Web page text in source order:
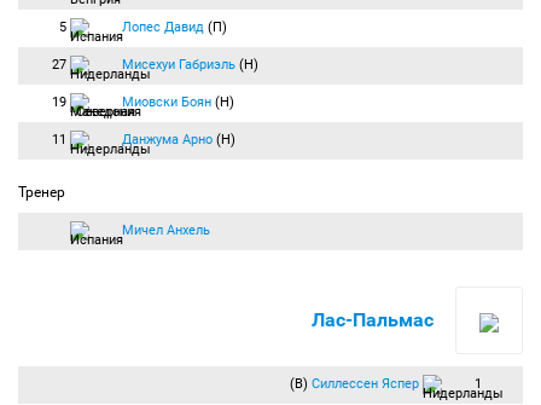
5 Лопес Давид (П)
27 Мисехуи Габриэль (Н)
19 Миовски Боян (Н)
11 Данжума Арно (Н)
Тренер
Мичел Анхель
Лас-Пальмас
(В) Силлессен Яспер 1